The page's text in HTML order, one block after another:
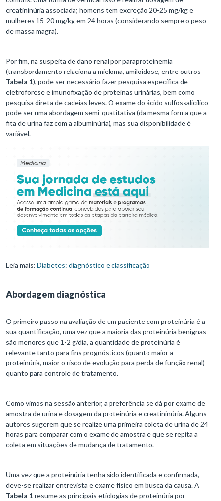
creatininúria associada; homens tem excreção 20-25 mg/kg e
mulheres 15-20 mg/kg em 24 horas (considerando sempre o peso
de massa magra).
Por fim, na suspeita de dano renal por paraproteinemia
(transbordamento relaciona a mieloma, amiloidose, entre outros -
Tabela 1), pode ser necessário fazer pesquisa específica de
eletroforese e imunofixação de proteínas urinárias, bem como
pesquisa direta de cadeias leves. O exame do ácido sulfossalicílico
pode ser uma abordagem semi-quatitativa (da mesma forma que a
fita de urina faz com a albuminúria), mas sua disponibilidade é
variável.
Leia mais: Diabetes: diagnóstico e classificação
Abordagem diagnóstica
O primeiro passo na avaliação de um paciente com proteinúria é a
sua quantificação, uma vez que a maioria das proteinúria benignas
são menores que 1-2 g/dia, a quantidade de proteinúria é
relevante tanto para fins prognósticos (quanto maior a
proteinúria, maior o risco de evolução para perda de função renal)
quanto para controle de tratamento.
Como vimos na sessão anterior, a preferência se dá por exame de
amostra de urina e dosagem da proteinúria e creatininúria. Alguns
autores sugerem que se realize uma primeira coleta de urina de 24
horas para comparar com o exame de amostra e que se repita a
coleta em situações de mudança de tratamento.
Uma vez que a proteinúria tenha sido identificada e confirmada,
deve-se realizar entrevista e exame físico em busca da causa. A
Tabela 1resume as principais etiologias de proteinúria por